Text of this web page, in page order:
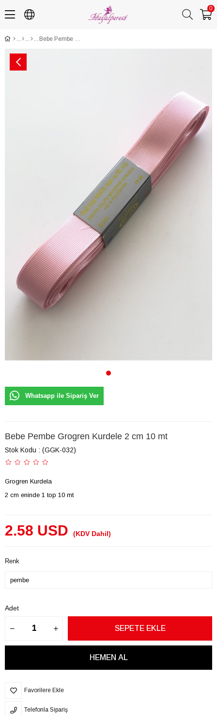
0
Bebe Pembe Grogren Kurdele 2 cm 10 mt
Whatsapp ile Sipariş Ver
Bebe Pembe Grogren Kurdele 2 cm 10 mt
Stok Kodu (GGK-032)
Grogren Kurdela
2 cm eninde 1 top 10 mt
2.58 USD (KDV Dahil)
Renk
Adet
Favorilere Ekle
Telefonla Sipariş